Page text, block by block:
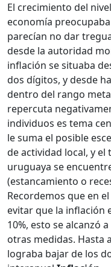
El crecimiento del
economía
parecían no dar
desde la autoridad
inflación se situaba
dos dígitos, y desde
dentro del rango
repercuta
individuos es tema
le suma el posible
de actividad local, y
uruguaya se
(estancamiento o
Recordemos que en
evitar que la inflación
10%, esto se alcanzó
otras medidas. Hasta
lograba bajar de los